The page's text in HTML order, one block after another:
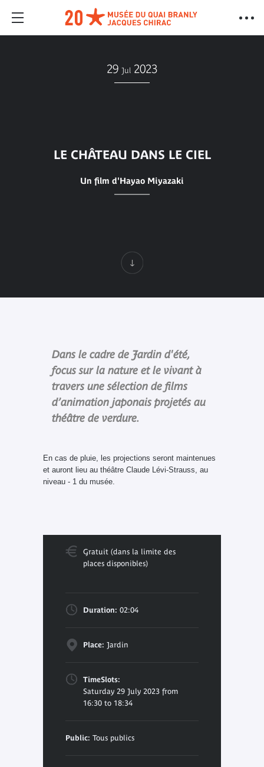
29 Jul 2023
LE CHÂTEAU DANS LE CIEL
Un film d'Hayao Miyazaki
Dans le cadre de Jardin d'été,
focus sur la nature et le vivant à
travers une sélection de films
d’animation japonais projetés au
théâtre de verdure.
En cas de pluie, les projections seront maintenues
et auront lieu au théâtre Claude Lévi-Strauss, au
niveau - 1 du musée.
Gratuit (dans la limite des
places disponibles)
Duration: 02:04
Place: Jardin
TimeSlots:
Saturday 29 July 2023 from
16:30 to 18:34
Public: Tous publics